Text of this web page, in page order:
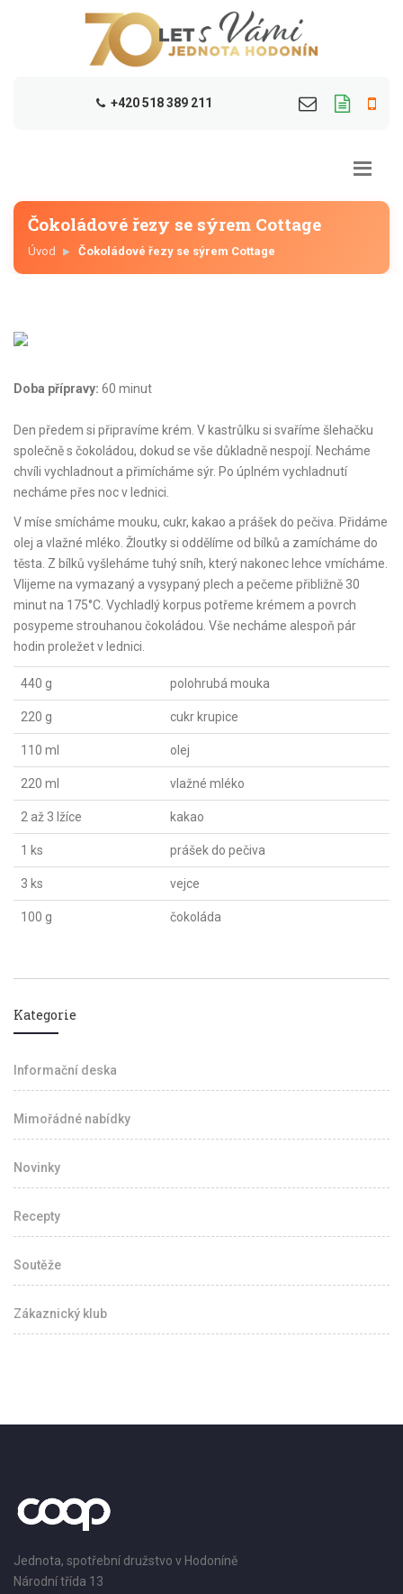
+420 518 389 211
Čokoládové řezy se sýrem Cottage
Úvod Čokoládové řezy se sýrem Cottage
Doba přípravy: 60 minut
Den předem si připravíme krém. V kastrůlku si svaříme šlehačku
společně s čokoládou, dokud se vše důkladně nespojí. Necháme
chvíli vychladnout a přimícháme sýr. Po úplném vychladnutí
necháme přes noc v lednici.
V míse smícháme mouku, cukr, kakao a prášek do pečiva. Přidáme
olej a vlažné mléko. Žloutky si oddělíme od bílků a zamícháme do
těsta. Z bílků vyšleháme tuhý sníh, který nakonec lehce vmícháme.
Vlijeme na vymazaný a vysypaný plech a pečeme přibližně 30
minut na 175°C. Vychladlý korpus potřeme krémem a povrch
posypeme strouhanou čokoládou. Vše necháme alespoň pár
hodin proležet v lednici.
440 g polohrubá mouka
220 g cukr krupice
110 ml olej
220 ml vlažné mléko
2 až 3 lžíce kakao
1 ks prášek do pečiva
3 ks vejce
100 g čokoláda
Kategorie
Informační deska
Mimořádné nabídky
Novinky
Recepty
Soutěže
Zákaznický klub
Jednota, spotřební družstvo v Hodoníně
Národní třída 13